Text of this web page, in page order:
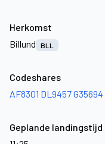
Herkomst
Billund
BLL
Codeshares
AF8301 DL9457G35694
Geplande landingstijd